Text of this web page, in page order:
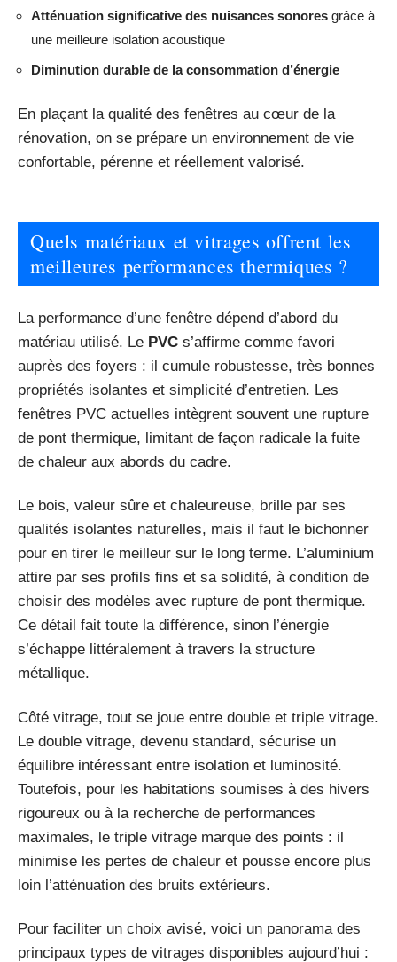
Atténuation significative des nuisances sonores grâce à
une meilleure isolation acoustique
Diminution durable de la consommation d’énergie
En plaçant la qualité des fenêtres au cœur de la
rénovation, on se prépare un environnement de vie
confortable, pérenne et réellement valorisé.
Quels matériaux et vitrages offrent les
meilleures performances thermiques ?
La performance d’une fenêtre dépend d’abord du
matériau utilisé. Le PVC s’affirme comme favori
auprès des foyers : il cumule robustesse, très bonnes
propriétés isolantes et simplicité d’entretien. Les
fenêtres PVC actuelles intègrent souvent une rupture
de pont thermique, limitant de façon radicale la fuite
de chaleur aux abords du cadre.
Le bois, valeur sûre et chaleureuse, brille par ses
qualités isolantes naturelles, mais il faut le bichonner
pour en tirer le meilleur sur le long terme. L’aluminium
attire par ses profils fins et sa solidité, à condition de
choisir des modèles avec rupture de pont thermique.
Ce détail fait toute la différence, sinon l’énergie
s’échappe littéralement à travers la structure
métallique.
Côté vitrage, tout se joue entre double et triple vitrage.
Le double vitrage, devenu standard, sécurise un
équilibre intéressant entre isolation et luminosité.
Toutefois, pour les habitations soumises à des hivers
rigoureux ou à la recherche de performances
maximales, le triple vitrage marque des points : il
minimise les pertes de chaleur et pousse encore plus
loin l’atténuation des bruits extérieurs.
Pour faciliter un choix avisé, voici un panorama des
principaux types de vitrages disponibles aujourd’hui :